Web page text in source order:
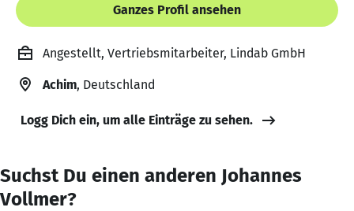
Ganzes Profil ansehen
Angestellt, Vertriebsmitarbeiter, Lindab GmbH
Achim, Deutschland
Logg Dich ein, um alle Einträge zu sehen.
Suchst Du einen anderen Johannes
Vollmer?